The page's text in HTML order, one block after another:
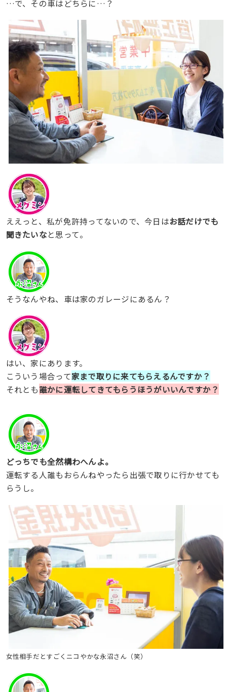
…で、その車はどちらに…？
ええっと、私が免許持ってないので、今日はお話だけでも
聞きたいなと思って。
そうなんやね、車は家のガレージにあるん？
はい、家にあります。
こういう場合って家まで取りに来てもらえるんですか？
それとも誰かに運転してきてもらうほうがいいんですか？
どっちでも全然構わへんよ。
運転する人誰もおらんねやったら出張で取りに行かせても
らうし。
女性相手だとすごくニコやかな永沼さん（笑）